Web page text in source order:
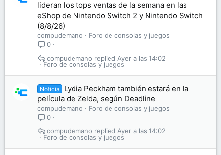
lideran los tops ventas de la semana en las
eShop de Nintendo Switch 2 y Nintendo Switch
(8/8/26)
compudemano
Foro de consolas y juegos
0
Foro de consolas y juegos
Ayer a las 14:02
compudemano
Noticia
Lydia Peckham también estará en la
película de Zelda, según Deadline
compudemano
Foro de consolas y juegos
0
Foro de consolas y juegos
Ayer a las 14:02
compudemano